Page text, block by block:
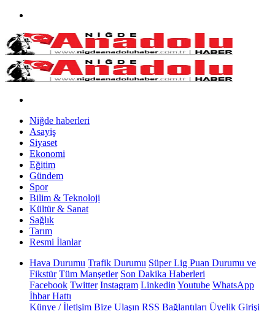
Niğde haberleri
Asayiş
Siyaset
Ekonomi
Eğitim
Gündem
Spor
Bilim & Teknoloji
Kültür & Sanat
Sağlık
Tarım
Resmi İlanlar
Hava Durumu Trafik Durumu Süper Lig Puan Durumu ve
Fikstür Tüm Manşetler Son Dakika Haberleri
Facebook Twitter Instagram Linkedin Youtube WhatsApp
İhbar Hattı
Künye / İletişim Bize Ulaşın RSS Bağlantıları Üyelik Girişi